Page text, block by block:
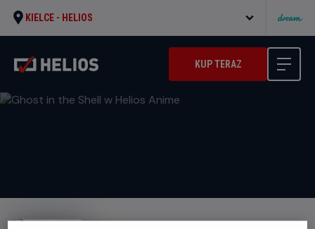
KIELCE - HELIOS
KUP TERAZ